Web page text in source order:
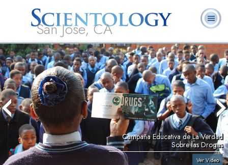
San Jose, CA
Acerca de
Nosotros
L. Ronald
Hubbard
¿Qué es
Scientology?
Ministros
Voluntarios
Preguntas
Frecuentes
Libros
Campaña Educativa de La Verdad
Sobre las Drogas
Ver Video